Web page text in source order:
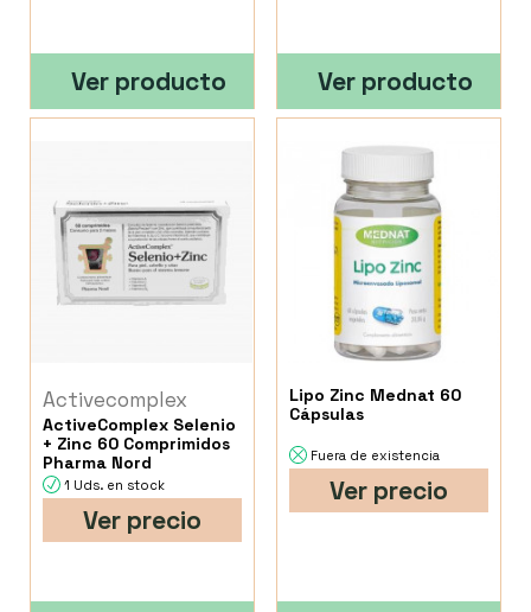
Ver producto Ver producto
Activecomplex
ActiveComplex Selenio
+ Zinc 60 Comprimidos
Pharma Nord
1 Uds. en stock
Ver precio
Lipo Zinc Mednat 60
Cápsulas
Fuera de existencia
Ver precio